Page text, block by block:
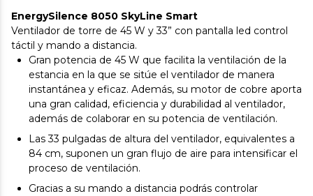
EnergySilence 8050 SkyLine Smart
Ventilador de torre de 45 W y 33” con pantalla led control
táctil y mando a distancia.
Gran potencia de 45 W que facilita la ventilación de la
estancia en la que se sitúe el ventilador de manera
instantánea y eficaz. Además, su motor de cobre aporta
una gran calidad, eficiencia y durabilidad al ventilador,
además de colaborar en su potencia de ventilación.
Las 33 pulgadas de altura del ventilador, equivalentes a
84 cm, suponen un gran flujo de aire para intensificar el
proceso de ventilación.
Gracias a su mando a distancia podrás controlar